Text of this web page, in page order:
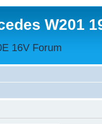
W201
16V Forum